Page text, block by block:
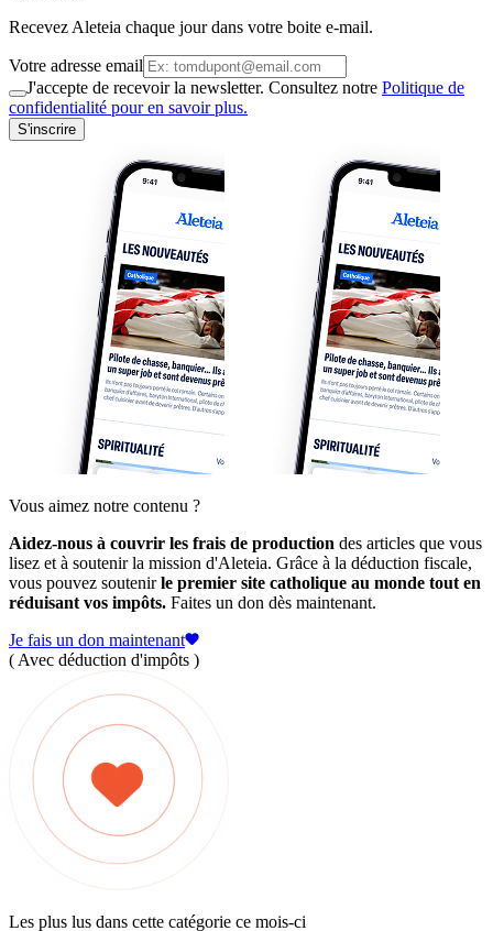
Recevez Aleteia chaque jour dans votre boite e-mail.
Votre adresse email
J'accepte de recevoir la newsletter. Consultez notre Politique de
confidentialité pour en savoir plus.
S'inscrire
Vous aimez notre contenu ?
Aidez-nous à couvrir les frais de production des articles que vous
lisez et à soutenir la mission d'Aleteia. Grâce à la déduction fiscale,
vous pouvez soutenirle premier site catholique au monde tout en
réduisant vos impôts. Faites un don dès maintenant.
Je fais un don maintenant
( Avec déduction d'impôts )
Les plus lus dans cette catégorie ce mois-ci